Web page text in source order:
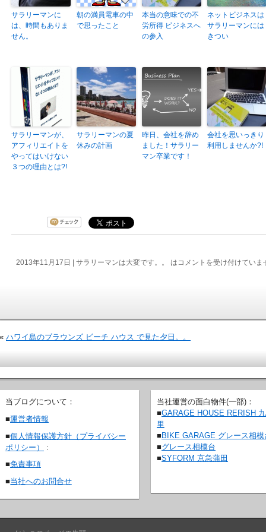
サラリーマンに
は、時間もありま
せん。
朝の満員電車の中
で思ったこと
本当の意味での不
労所得 ビジネスへ
の参入
ネットビジネスは
サラリーマンには
きつい
サラリーマンが、
アフィリエイトを
やってはいけない
３つの理由とは?!
サラリーマンの夏
休みの計画
昨日、会社を辞め
ました！サラリー
マン卒業です！
会社を思いっきり
利用しませんか?!
2013年11月17日 | サラリーマンは大変です。。 は コメントを受け付けていま
« ハワイ島のブラウンズ ビーチ ハウス で見た夕日。。
当ブログについて：
■運営者情報
■個人情報保護方針（プライバシー
ポリシー）
:
■免責事項
■当社へのお問合せ
当社運営の面白物件(一部)：
■GARAGE HOUSE RERISH
里
■ BIKE GARAGE グレース相模
■グレース相模台
■SYFORM 京急蒲田